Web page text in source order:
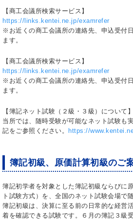
【商工会議所検索サービス】
https://links.kentei.ne.jp/examrefer
※お近くの商工会議所の連絡先、申込受付
ます。
【商工会議所検索サービス】
https://links.kentei.ne.jp/examrefer
※お近くの商工会議所の連絡先、申込受付
ます。
【簿記ネット試験（２級・３級）について】
当所では、随時受験が可能なネット試験も
記をご参照ください。
https://
簿記初級、原価計算初級のご
簿記初学者を対象とした簿記初級ならびに
ト試験方式）を、全国のネット試験会場で
簿記初級は、決算に至る前の日常的な経営
着を確認できる試験です。６月の簿記３級